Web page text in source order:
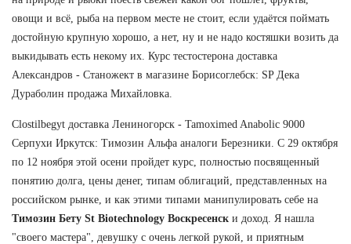
овощи и всё, рыба на первом месте не стоит, если удаётся поймать
достойную крупную хорошо, а нет, ну и не надо костяшки возить да
выкидывать есть некому их. Курс тестостерона доставка
Александров - Станожект в магазине Борисоглебск: SP Дека
Дураболин продажа Михайловка.
Clostilbegyt доставка Лениногорск - Tamoximed Anabolic 9000
Серпухи Иркутск: Tимозин Альфа аналоги Березники. С 29 октября
по 12 ноября этой осени пройдет курс, полностью посвященный
понятию долга, цены денег, типам облигаций, представленных на
российском рынке, и как этими типами манипулировать себе на
Tимозин Бету St Biotechnology Воскресенск и доход. Я нашла
"своего мастера", девушку с очень легкой рукой, и приятным